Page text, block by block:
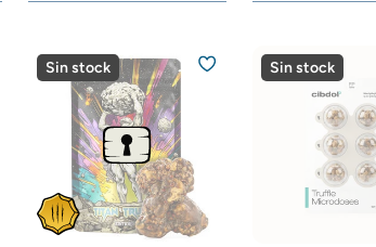
Sin stock Sin stock